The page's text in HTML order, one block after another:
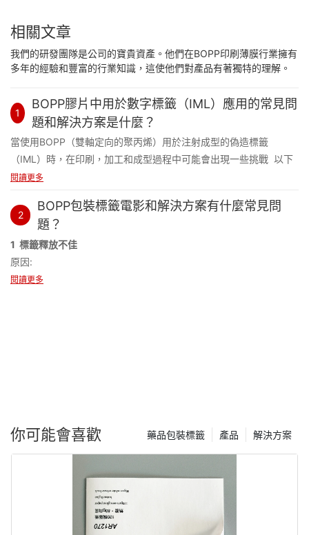
相關文章
我們的研發團隊是公司的寶貴資產。他們在BOPP印刷薄膜行業擁有
多年的經驗和豐富的行業知識，這使他們對產品有著獨特的理解。
1
BOPP膠片中用於數字標籤（IML）應用的常見問
題和解決方案是什麼？
當使用BOPP（雙軸定向的聚丙烯）用於注射成型的偽造標籤
（IML）時，在印刷，加工和成型過程中可能會出現一些挑戰 以下
是常見問題和相應解決方案的詳細分解。
1 印刷問題
問題:
●墨水粘附問題：BOPP膜具有光滑的，非孔的表面，使墨水粘附變
得困難。
●墨水乾燥問題：有些油墨在BOPP上太慢乾燥，導致污跡或不完整
✅選擇白色或不透明的BOPP膜，以提高顏色一致性和不透明度。
●膠片粘在一起：高靜態電荷會導致BOPP標籤粘附，從而使餵食和
閱讀更多
2
BOPP包裝標籤電影和解決方案有什麼常見問
題？
1 標籤釋放不佳
原因:
●不足或低質量粘合劑。
原因:
●申請期間，空氣被困在標籤下。
使用靈活的BOPP膜，它非常適合瓶曲線。
閱讀更多
你可能會喜歡 解決方案
產品
藥品包裝標籤